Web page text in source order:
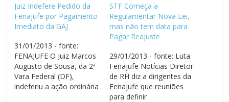
Juiz Indefere Pedido da
Fenajufe por Pagamento
Imediato da GAJ
31/01/2013 - fonte:
FENAJUFE O Juiz Marcos
Augusto de Sousa, da 2ª
Vara Federal (DF),
indeferiu a ação ordinária
STF Começa a
Regulamentar Nova Lei,
mas não tem data para
Pagar Reajuste
29/01/2013 - fonte: Luta
Fenajufe Notícias Diretor
de RH diz a dirigentes da
Fenajufe que reuniões
para definir